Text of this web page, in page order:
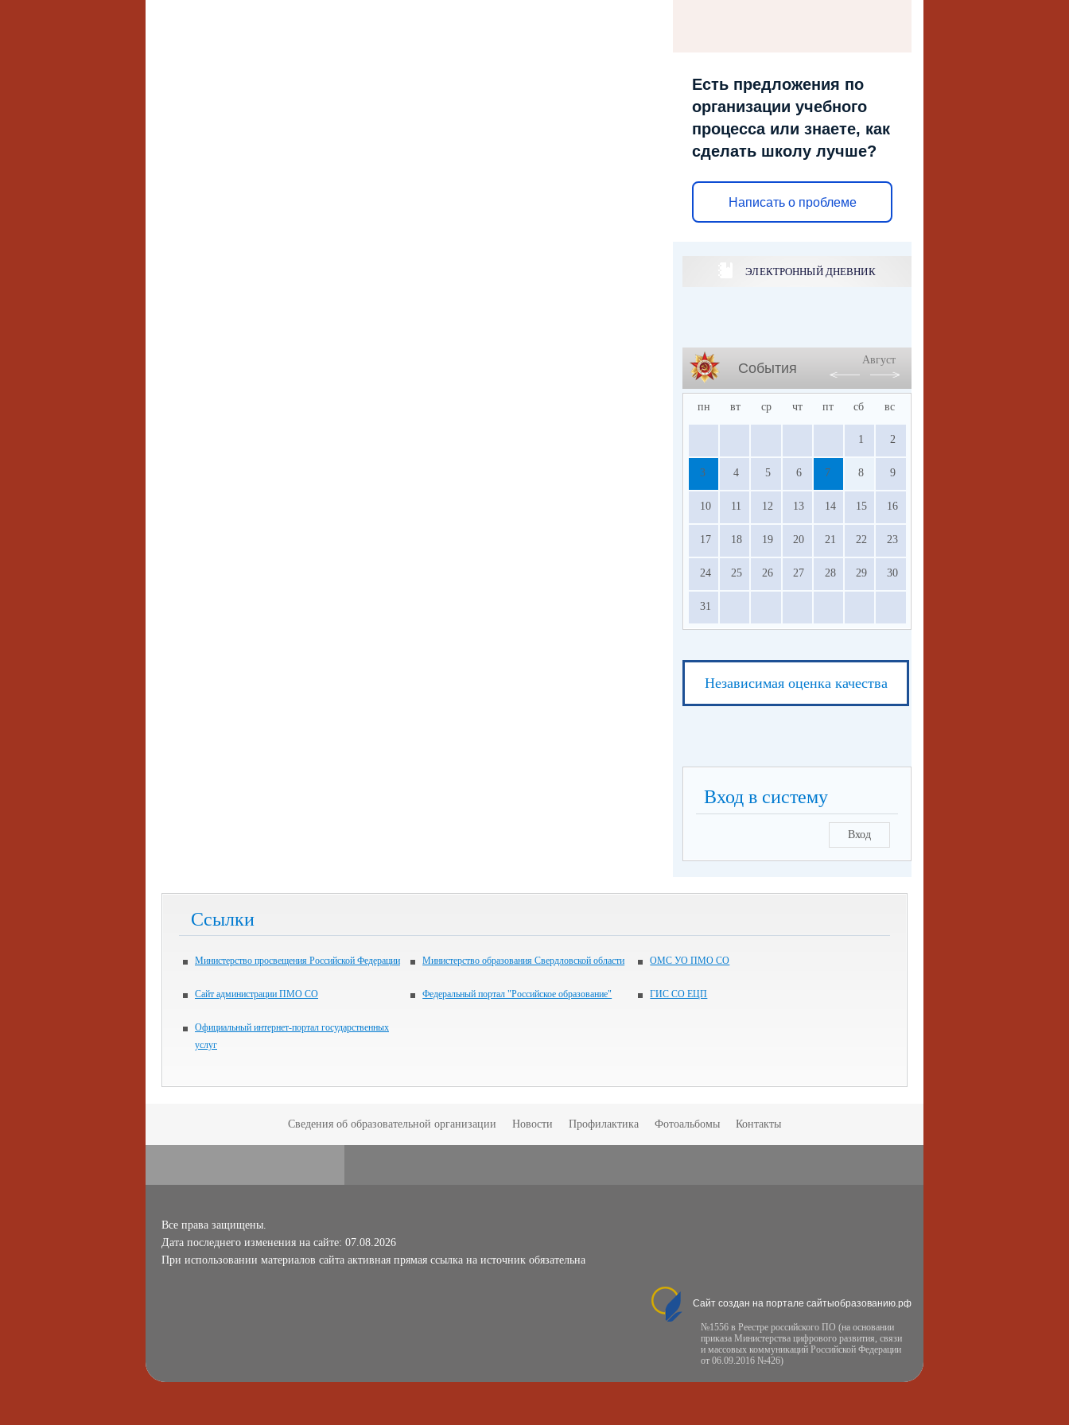
Есть предложения по
организации учебного
процесса или знаете, как
сделать школу лучше?
Написать о проблеме
ЭЛЕКТРОННЫЙ ДНЕВНИК
События
Август
пн вт ср чт пт сб вс
1 2
3 4 5 6 7 8 9
10 11 12 13 14 15 16
17 18 19 20 21 22 23
24 25 26 27 28 29 30
31
Независимая оценка качества
Вход в систему
Вход
Ссылки
Министерство просвещения Российской Федерации Министерство образования Свердловской области ОМС УО ПМО СО
Сайт администрации ПМО СО Федеральный портал "Российское образование" ГИС СО ЕЦП
Официальный интернет-портал государственных
услуг
Сведения об образовательной организации Новости Профилактика Фотоальбомы Контакты
Все права защищены.
Дата последнего изменения на сайте: 07.08.2026
При использовании материалов сайта активная прямая ссылка на источник обязательна
Сайт создан на портале сайтыобразованию.рф
№1556 в Реестре российского ПО (на основании
приказа Министерства цифрового развития, связи
и массовых коммуникаций Российской Федерации
от 06.09.2016 №426)